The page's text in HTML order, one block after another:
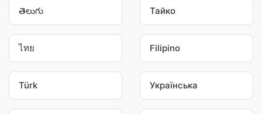
తెలుగు Тайко
ไทย Filipino
Türk Українська